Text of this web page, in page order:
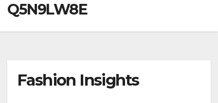
Q5N9LW8E
Fashion Insights